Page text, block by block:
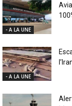
- A LA UNE
- A LA UNE